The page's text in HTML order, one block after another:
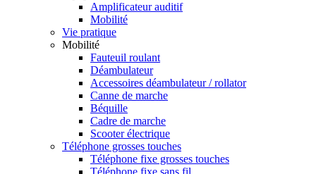
Amplificateur auditif
Mobilité
Vie pratique
Mobilité
Fauteuil roulant
Déambulateur
Accessoires déambulateur / rollator
Canne de marche
Béquille
Cadre de marche
Scooter électrique
Téléphone grosses touches
Téléphone fixe grosses touches
Téléphone fixe sans fil